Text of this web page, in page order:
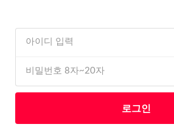
비밀번호
로그인